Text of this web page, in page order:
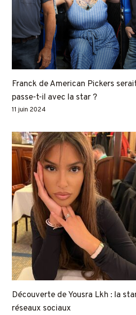
Franck de American Pickers
passe-t-il avec la star ?
11 juin 2024
Découverte de Yousra Lkh : la
réseaux sociaux